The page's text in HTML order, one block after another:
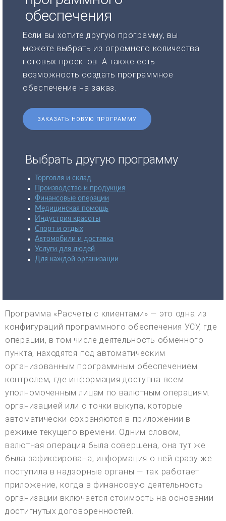
обеспечения
Если вы хотите другую программу, вы
можете выбрать из огромного количества
готовых проектов. А также есть
возможность создать программное
обеспечение на заказ.
ЗАКАЗАТЬ НОВУЮ ПРОГРАММУ
Выбрать другую программу
Торговля и склад
Производство и продукция
Финансовые операции
Медицинская помощь
Индустрия красоты
Спорт и отдых
Автомобили и доставка
Услуги для людей
Для каждой организации
Программа «Расчеты с клиентами» — это одна из
конфигураций программного обеспечения УСУ, где
операции, в том числе деятельность обменного
пункта, находятся под автоматическим
организованным программным обеспечением
контролем, где информация доступна всем
уполномоченным лицам по валютным операциям.
организацией или с точки выкупа, которые
автоматически сохраняются в приложении в
режиме текущего времени. Одним словом,
валютная операция была совершена, она тут же
была зафиксирована, информация о ней сразу же
поступила в надзорные органы — так работает
приложение, когда в финансовую деятельность
организации включается стоимость на основании
достигнутых договоренностей.